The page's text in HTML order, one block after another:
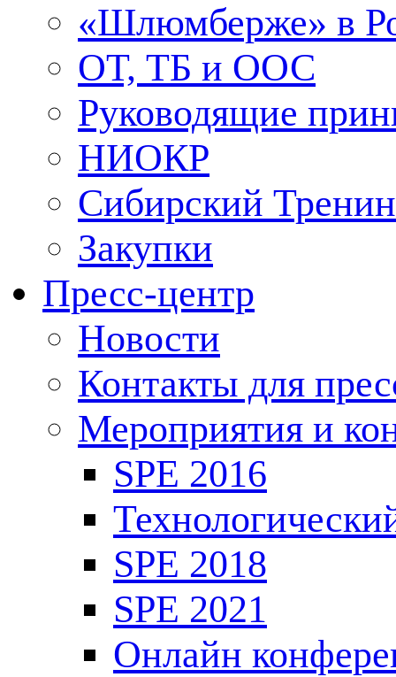
«Шлюмберже» в
ОТ, ТБ и ООС
Руководящие
НИОКР
Сибирский
Закупки
Пресс-центр
Новости
Контакты для
Мероприятия и
SPE 2016
SPE 2018
SPE 2021
Онлайн